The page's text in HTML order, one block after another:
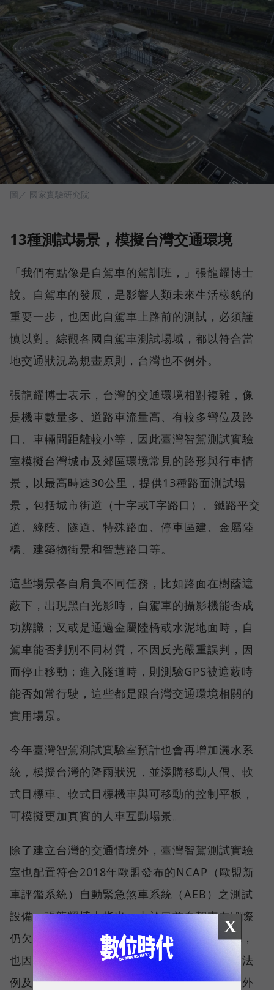
圖／ 國家實驗研究院
13種測試場景，模擬台灣交通環境
「我們有點像是自駕車的駕訓班，」張龍耀博士
說。自駕車的發展，是影響人類未來生活樣貌的
重要一步，也因此自駕車上路前的測試，必須謹
慎以對。綜觀各國自駕車測試場域，都以符合當
地交通狀況為規畫原則，台灣也不例外。
張龍耀博士表示，台灣的交通環境相對複雜，像
是機車數量多、道路車流量高、有較多彎位及路
口、車輛間距離較小等，因此臺灣智駕測試實驗
室模擬台灣城市及郊區環境常見的路形與行車情
景，以最高時速30公里，提供13種路面測試場
景，包括城市街道（十字或T字路口）、鐵路平交
道、綠蔭、隧道、特殊路面、停車區建、金屬陸
橋、建築物街景和智慧路口等。
這些場景各自肩負不同任務，比如路面在樹蔭遮
蔽下，出現黑白光影時，自駕車的攝影機能否成
功辨識；又或是通過金屬陸橋或水泥地面時，自
駕車能否判別不同材質，不因反光嚴重誤判，因
而停止移動；進入隧道時，則測驗GPS被遮蔽時
能否如常行駛，這些都是跟台灣交通環境相關的
實用場景。
今年臺灣智駕測試實驗室預計也會再增加灑水系
統，模擬台灣的降雨狀況，並添購移動人偶、軟
式目標車、軟式目標機車與可移動的控制平板，
可模擬更加真實的人車互動場景。
除了建立台灣的交通情境外，臺灣智駕測試實驗
室也配置符合2018年歐盟發布的NCAP（歐盟新
車評鑑系統）自動緊急煞車系統（AEB）之測試
設備。張龍耀博士指出，由於目前自駕車在國際
仍欠缺統一及公認的測試標準或國際認證機構，
也因此目前臺灣智駕測試實驗室先按台灣道路法
例及歐美準則訂立測試標準，一來未來若有國外
X